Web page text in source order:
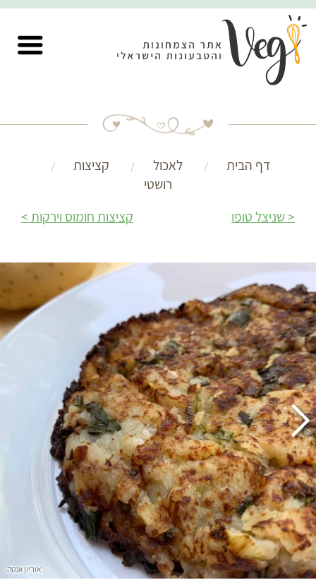
דף הבית לאכול
קציצות
רושטי
שניצל טופו
קציצות חומוס וירקות
אוריון אנטה